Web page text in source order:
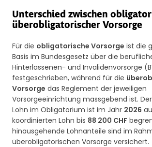
Unterschied zwischen
überobligatorischer Vorsorge
Für die obligatorische Vorsorge ist die
Basis im Bundesgesetz über die
Hinterlassenen- und Invalidenvorsorge
festgeschrieben, während für die
Vorsorge das Reglement der jeweiligen
Vorsorgeeinrichtung massgebend ist.
Lohn im Obligatorium ist im Jahr 2026
koordinierten Lohn bis 88 200 CHF
hinausgehende Lohnanteile sind im
überobligatorischen Vorsorge versichert.